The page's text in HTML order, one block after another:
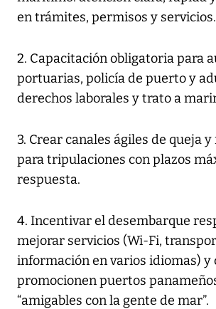
en trámites, permisos y servicios.
2. Capacitación obligatoria para
portuarias, policía de puerto y
derechos laborales y trato a
3. Crear canales ágiles de queja
para tripulaciones con plazos
respuesta.
4. Incentivar el desembarque
mejorar servicios (Wi-Fi,
información en varios idiomas) y
promocionen puertos
“amigables con la gente de mar”.